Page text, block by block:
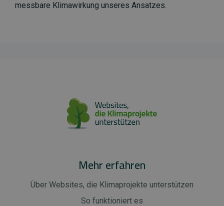
messbare Klimawirkung unseres Ansatzes.
Mehr erfahren
Über Websites, die Klimaprojekte unterstützen
So funktioniert es